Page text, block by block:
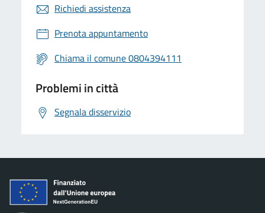
Richiedi assistenza
Prenota appuntamento
Chiama il comune 0804394111
Problemi in città
Segnala disservizio